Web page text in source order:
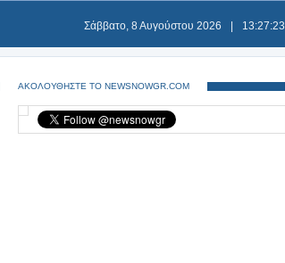
Σάββατο, 8 Αυγούστου 2026 13:27:24
ΑΚΟΛΟΥΘΗΣΤΕ ΤΟ NEWSNOWGR.COM